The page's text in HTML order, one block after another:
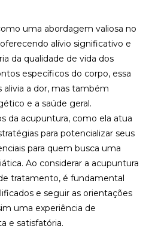
uma abordagem valiosa no
alívio significativo e
da qualidade de vida dos
específicos do corpo, essa
alivia a dor, mas também
e a saúde geral.
da acupuntura, como ela atua
para potencializar seus
para quem busca uma
Ao considerar a acupuntura
tratamento, é fundamental
e seguir as orientações
uma experiência de
e satisfatória.
E MELHORAR A
E MELHORAR O